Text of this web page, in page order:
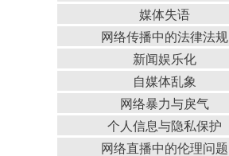
媒体失语
网络传播中的法律法规
新闻娱乐化
自媒体乱象
网络暴力与戾气
个人信息与隐私保护
网络直播中的伦理问题